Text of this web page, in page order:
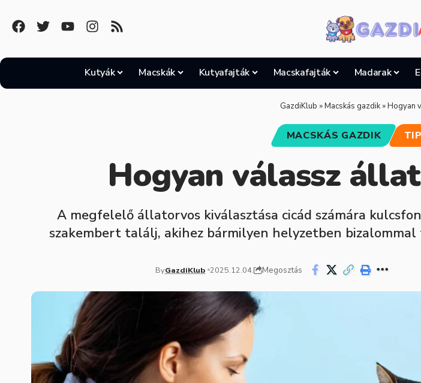
Kutyák Macskák Kutyafajták Macskafajták Madarak
GazdiKlub »Macskás gazdik»Hogyan
MACSKÁS GAZDIK
Hogyan válassz
A megfelelő állatorvos kiválasztása cicád számára
szakembert találj, akihez bármilyen helyzetben
ByGazdiKlub 2025.12.04. Megosztás